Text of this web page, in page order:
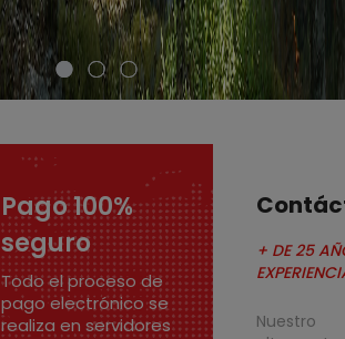
Pago 100%
seguro
Todo el proceso de
con conexión cifrada
Envio 24/48 h
De productos en stock
y que no requieran
+ DE 25
todo el
compra.